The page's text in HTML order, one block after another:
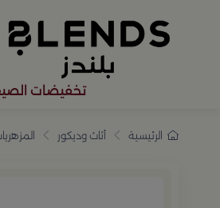
تسوّق من بلندز
تخفيضات
الرئيسية أثاث وديكور